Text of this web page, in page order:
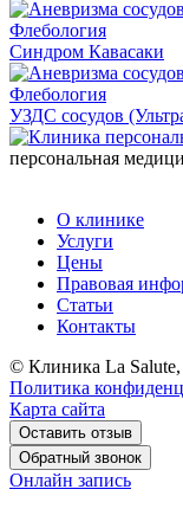
Флебология
Синдром Кавасаки
Флебология
УЗДС сосудов
персональная
О клинике
Услуги
Цены
Правовая
Статьи
Контакты
© Клиника La Salute,
Политика
Карта сайта
Оставить отзыв
Обратный звонок
Онлайн запись